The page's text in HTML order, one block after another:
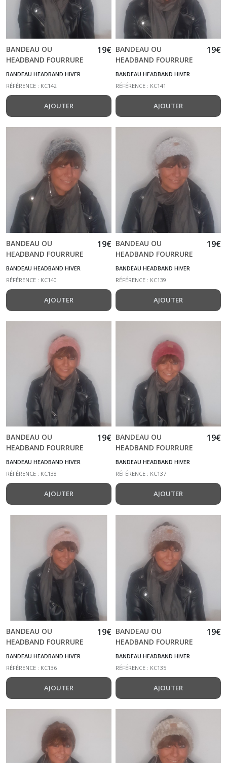
BANDEAU OU
HEADBAND FOURRURE
NOUNOURS CLAIR KC142
19€
BANDEAU HEADBAND HIVER
RÉFÉRENCE : KC142
AJOUTER
BANDEAU OU
HEADBAND FOURRURE
LOUVE KC141
19€
BANDEAU HEADBAND HIVER
RÉFÉRENCE : KC141
AJOUTER
BANDEAU OU
HEADBAND FOURRURE
GRIS BLEUTE KC140
19€
BANDEAU HEADBAND HIVER
RÉFÉRENCE : KC140
AJOUTER
BANDEAU OU
HEADBAND FOURRURE
GRIS KC139
19€
BANDEAU HEADBAND HIVER
RÉFÉRENCE : KC139
AJOUTER
BANDEAU OU
HEADBAND FOURRURE
ROSE MOYEN KC138
19€
BANDEAU HEADBAND HIVER
RÉFÉRENCE : KC138
AJOUTER
BANDEAU OU
HEADBAND FOURRURE
ROSE FONCE KC137
19€
BANDEAU HEADBAND HIVER
RÉFÉRENCE : KC137
AJOUTER
BANDEAU OU
HEADBAND FOURRURE
ROSE POUDRE KC136
19€
BANDEAU HEADBAND HIVER
RÉFÉRENCE : KC136
AJOUTER
BANDEAU OU
HEADBAND FOURRURE
BEIGE FONCE KC135
19€
BANDEAU HEADBAND HIVER
RÉFÉRENCE : KC135
AJOUTER
BONNET
ÉCHARPE
SNOOD
EPAULES
(6)
BANDEAU
HEADBAND
Afficher
les
résultats